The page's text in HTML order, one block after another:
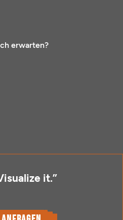
erwarten?
it.”